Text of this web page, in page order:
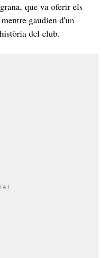
que va oferir els
gaudien d'un
del club.